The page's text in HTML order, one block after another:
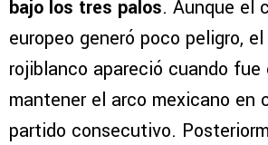
bajo los tres palos. Aunque el
europeo generó poco peligro,
rojiblanco apareció cuando fue
mantener el arco mexicano en
partido consecutivo.